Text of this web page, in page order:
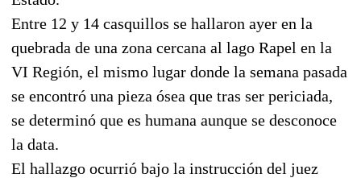
Entre 12 y 14 casquillos se hallaron ayer en la
quebrada de una zona cercana al lago Rapel en la
VI Región, el mismo lugar donde la semana pasada
se encontró una pieza ósea que tras ser periciada,
se determinó que es humana aunque se desconoce
la data.
El hallazgo ocurrió bajo la instrucción del juez